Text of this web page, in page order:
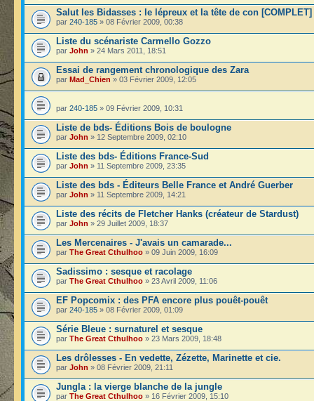
Salut les Bidasses : le lépreux et la tête de con [COMPLET]
par 240-185 » 08 Février 2009, 00:38
Liste du scénariste Carmello Gozzo
par John » 24 Mars 2011, 18:51
Essai de rangement chronologique des Zara
par Mad_Chien » 03 Février 2009, 12:05
par 240-185 » 09 Février 2009, 10:31
Liste de bds- Éditions Bois de boulogne
par John » 12 Septembre 2009, 02:10
Liste des bds- Éditions France-Sud
par John » 11 Septembre 2009, 23:35
Liste des bds - Éditeurs Belle France et André Guerber
par John » 11 Septembre 2009, 14:21
Liste des récits de Fletcher Hanks (créateur de Stardust)
par John » 29 Juillet 2009, 18:37
Les Mercenaires - J'avais un camarade...
par The Great Cthulhoo » 09 Juin 2009, 16:09
Sadissimo : sesque et racolage
par The Great Cthulhoo » 23 Avril 2009, 11:06
EF Popcomix : des PFA encore plus pouêt-pouêt
par 240-185 » 08 Février 2009, 01:09
Série Bleue : surnaturel et sesque
par The Great Cthulhoo » 23 Mars 2009, 18:48
Les drôlesses - En vedette, Zézette, Marinette et cie.
par John » 08 Février 2009, 21:11
Jungla : la vierge blanche de la jungle
par The Great Cthulhoo » 16 Février 2009, 15:10